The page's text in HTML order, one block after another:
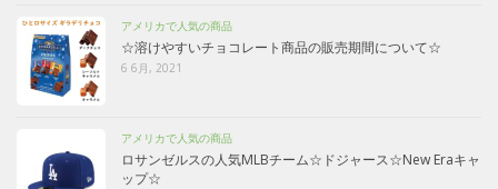
アメリカで人気の商品
☆溶けやすいチョコレート商品の販売期間について☆
6 6月, 2021
アメリカで人気の商品
ロサンゼルスの人気MLBチーム☆ドジャース☆New Eraキャ
ップ☆